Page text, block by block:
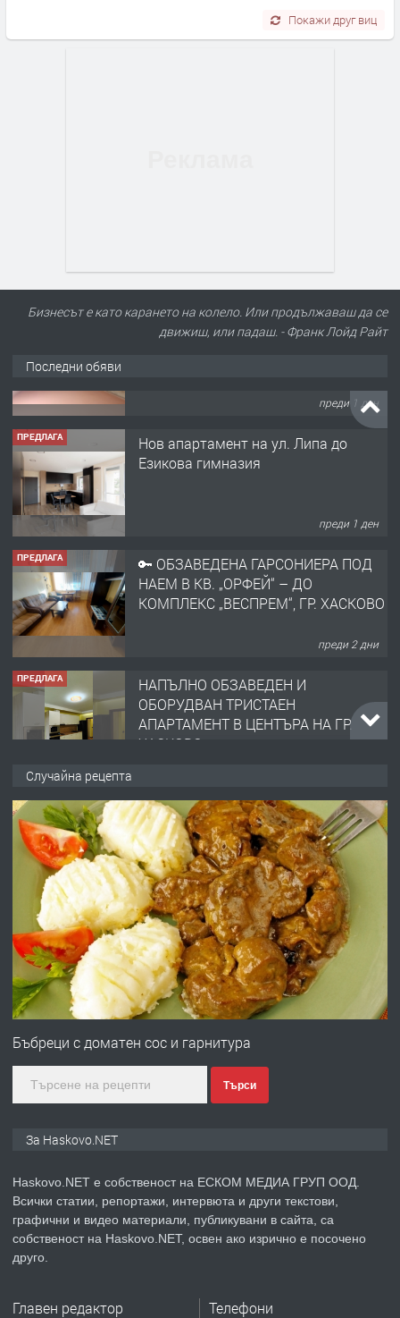
Покажи друг виц
Бизнесът е като карането на колело. Или продължаваш да се
движиш, или падаш. - Франк Лойд Райт
Последни обяви
ПРЕДЛАГА
Нов апартамент на ул. Липа до
ПРЕДЛАГА
🔑 ОБЗАВЕДЕНА ГАРСОНИЕРА ПОД
КОМПЛЕКС „ВЕСПРЕМ“, ГР. ХАСКОВО
преди 2 дни
АПАРТАМЕНТ В ЦЕНТЪРА НА ГР.
ХАСКОВО
преди 3 дни
преди 3 дни
ПРЕДЛАГА
№4120 Магазин/Офис под наем в кв.
Любен Каравелов, Хасково-близо до
градската градина!
преди 3 дни
ПРЕДЛАГА
ПРОСТОРЕН ТРИСТАЕН
КУБА
преди 4 дни
ПРЕДЛАГА СГЛОБЯВАНЕ НА МЕБЕЛИ.
Случайна рецепта
Бъбреци с доматен сос и гарнитура
Търси
За Haskovo.NET
Haskovo.NET е собственост на ЕСКОМ МЕДИА ГРУП ООД.
Всички статии, репортажи, интервюта и други текстови,
графични и видео материали, публикувани в сайта, са
собственост на Haskovo.NET, освен ако изрично е посочено
друго.
Главен редактор Телефони